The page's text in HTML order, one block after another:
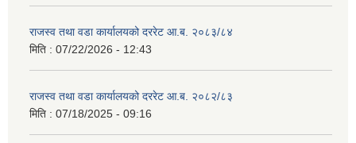
राजस्व तथा वडा कार्यालयको दररेट आ.ब. २०८३/८४
मिति : 07/22/2026 - 12:43
राजस्व तथा वडा कार्यालयको दररेट आ.ब. २०८२/८३
मिति : 07/18/2025 - 09:16